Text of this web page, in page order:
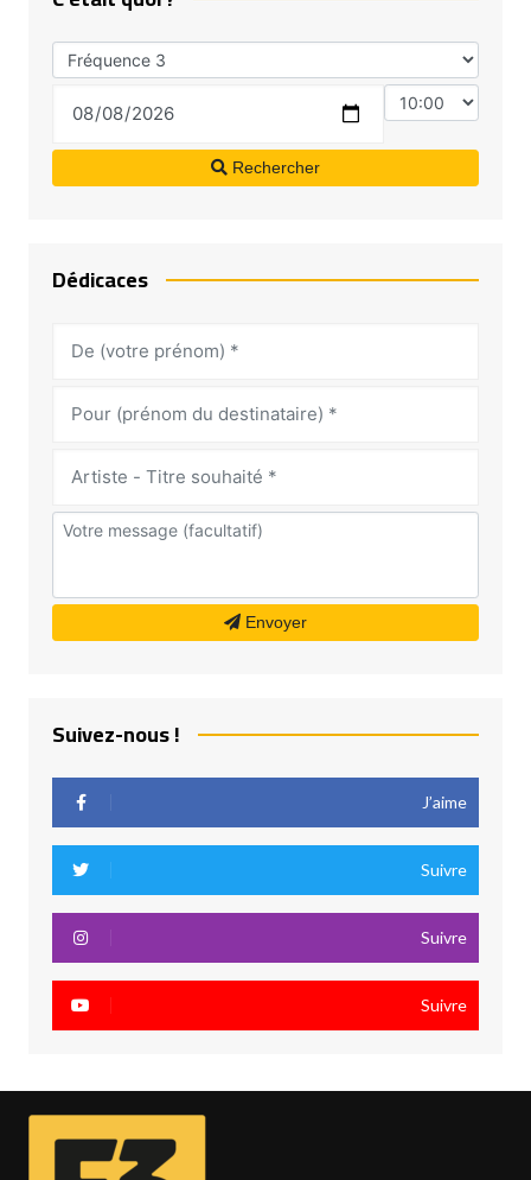
Rechercher
Dédicaces
Envoyer
Suivez-nous !
J’aime
Suivre
Suivre
Suivre